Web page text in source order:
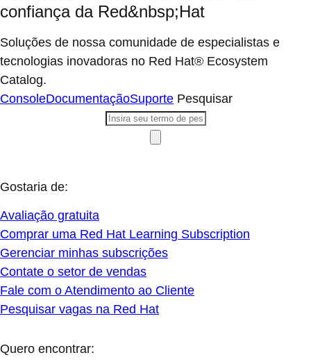
confiança da Red&nbsp;Hat
Soluções de nossa comunidade de especialistas e
tecnologias inovadoras no Red Hat® Ecosystem
Catalog.
ConsoleDocumentaçãoSuporte Pesquisar
Gostaria de:
Avaliação gratuita
Comprar uma Red Hat Learning Subscription
Gerenciar minhas subscrições
Contate o setor de vendas
Fale com o Atendimento ao Cliente
Pesquisar vagas na Red Hat
Quero encontrar: